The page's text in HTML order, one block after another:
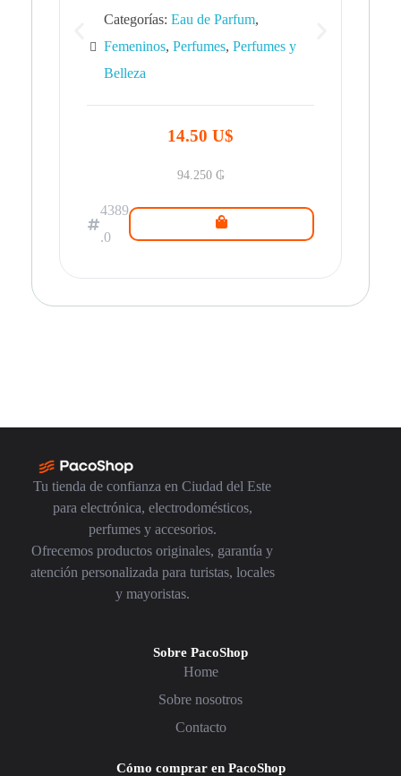
Categorías: Eau de Parfum,
Femeninos, Perfumes, Perfumes y
Belleza
14.50 U$
94.250 ₲
4389
.0
Tu tienda de confianza en Ciudad del Este
para electrónica, electrodomésticos,
perfumes y accesorios.
Ofrecemos productos originales, garantía y
atención personalizada para turistas, locales
y mayoristas.
Sobre PacoShop
Home
Sobre nosotros
Contacto
Cómo comprar en PacoShop